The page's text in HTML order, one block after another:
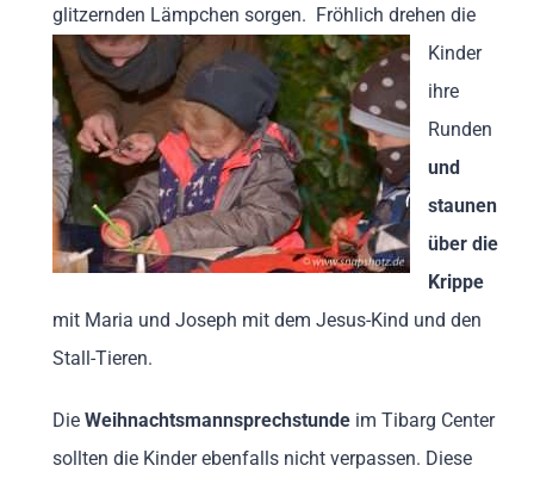
glitzernden Lämpchen sorgen. Fröhlich drehen die
Kinder
ihre
Runden
und
staunen
über die
Krippe
mit Maria und Joseph mit dem Jesus-Kind und den
Stall-Tieren.
Die Weihnachtsmannsprechstundeim Tibarg Center
sollten die Kinder ebenfalls nicht verpassen. Diese